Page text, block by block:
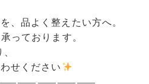
、品よく整えたい方へ。
っております。
せください